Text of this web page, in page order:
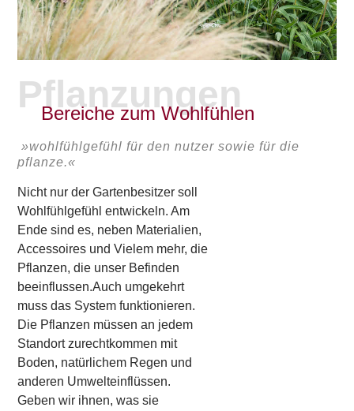
Pflanzungen
Bereiche zum Wohlfühlen
»wohlfühlgefühl für den nutzer sowie für die
pflanze.«
Nicht nur der Gartenbesitzer soll
Wohlfühlgefühl entwickeln. Am
Ende sind es, neben Materialien,
Accessoires und Vielem mehr, die
Pflanzen, die unser Befinden
beeinflussen.Auch umgekehrt
muss das System funktionieren.
Die Pflanzen müssen an jedem
Standort zurechtkommen mit
Boden, natürlichem Regen und
anderen Umwelteinflüssen.
Geben wir ihnen, was sie